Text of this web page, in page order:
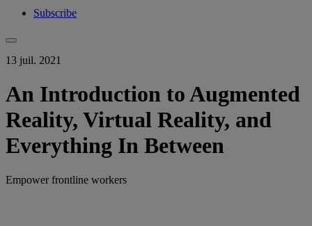
Subscribe
13 juil. 2021
An Introduction to Augmented
Reality, Virtual Reality, and
Everything In Between
Empower frontline workers